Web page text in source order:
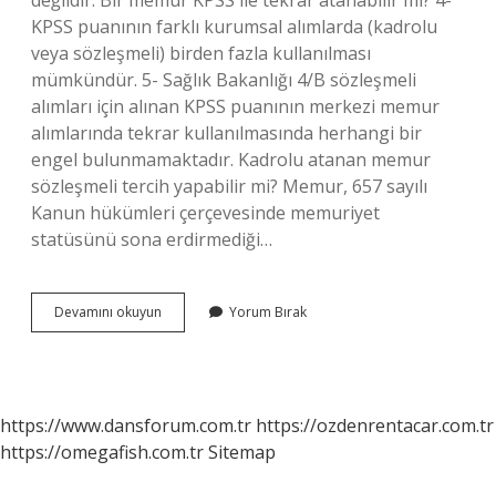
KPSS puanının farklı kurumsal alımlarda (kadrolu
veya sözleşmeli) birden fazla kullanılması
mümkündür. 5- Sağlık Bakanlığı 4/B sözleşmeli
alımları için alınan KPSS puanının merkezi memur
alımlarında tekrar kullanılmasında herhangi bir
engel bulunmamaktadır. Kadrolu atanan memur
sözleşmeli tercih yapabilir mi? Memur, 657 sayılı
Kanun hükümleri çerçevesinde memuriyet
statüsünü sona erdirmediği…
Devamını okuyun
Ile
Yapılır
Mı
Yorum Bırak
https://www.dansforum.com.tr https://ozdenrentacar.com.tr
https://omegafish.com.trSitemap